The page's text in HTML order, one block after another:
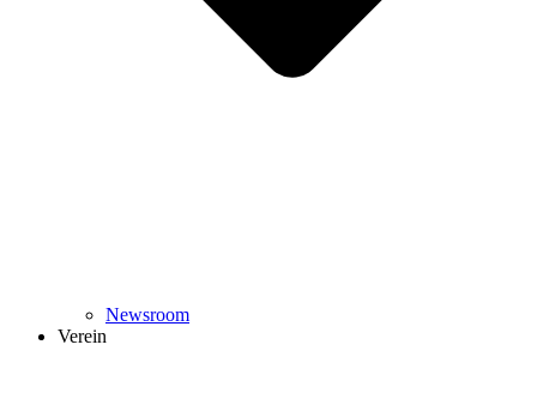
Newsroom
Verein